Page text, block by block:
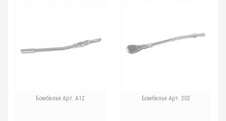
Бомбилья Арт. А12 Бомбилья Арт. 202